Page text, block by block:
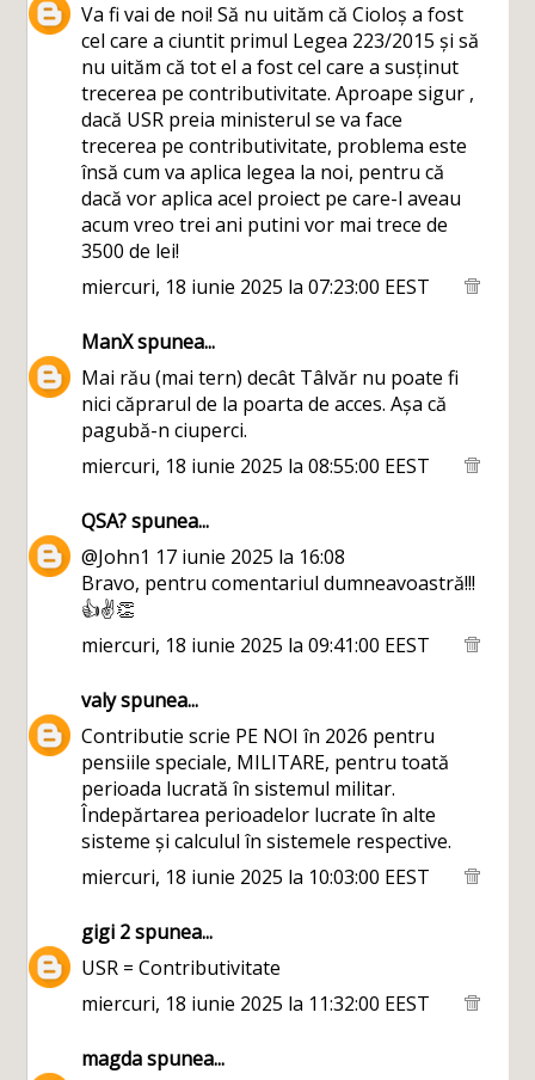
Va fi vai de noi! Să nu uităm că Cioloș a fost
cel care a ciuntit primul Legea 223/2015 și să
nu uităm că tot el a fost cel care a susținut
trecerea pe contributivitate. Aproape sigur ,
dacă USR preia ministerul se va face
trecerea pe contributivitate, problema este
însă cum va aplica legea la noi, pentru că
dacă vor aplica acel proiect pe care-l aveau
acum vreo trei ani putini vor mai trece de
3500 de lei!
miercuri, 18 iunie 2025 la 07:23:00 EEST
ManXspunea...
Mai rău (mai tern) decât Tâlvăr nu poate fi
nici căprarul de la poarta de acces. Așa că
pagubă-n ciuperci.
miercuri, 18 iunie 2025 la 08:55:00 EEST
QSA?spunea...
@John1 17 iunie 2025 la 16:08
Bravo, pentru comentariul dumneavoastră!!!
👍✌️👏
miercuri, 18 iunie 2025 la 09:41:00 EEST
valyspunea...
Contributie scrie PE NOI în 2026 pentru
pensiile speciale, MILITARE, pentru toată
perioada lucrată în sistemul militar.
Îndepărtarea perioadelor lucrate în alte
sisteme și calculul în sistemele respective.
miercuri, 18 iunie 2025 la 10:03:00 EEST
gigi 2spunea...
USR = Contributivitate
miercuri, 18 iunie 2025 la 11:32:00 EEST
magdaspunea...